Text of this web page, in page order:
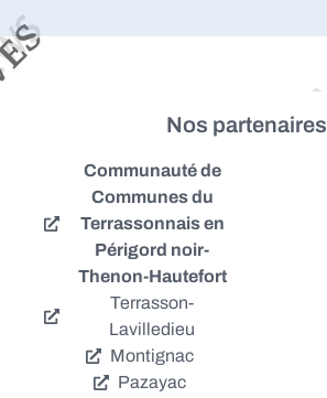
Nos partenaires
Communauté de
Communes du
Terrassonnais en
Périgord noir-
Thenon-Hautefort
Terrasson-
Lavilledieu
Montignac
Pazayac